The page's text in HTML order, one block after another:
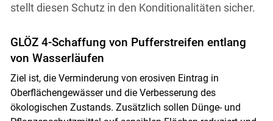
stellt diesen Schutz in den Konditionalitäten sicher.
GLÖZ 4-Schaffung von Pufferstreifen entlang
von Wasserläufen
Ziel ist, die Verminderung von erosiven Eintrag in
Oberflächengewässer und die Verbesserung des
ökologischen Zustands. Zusätzlich sollen Dünge- und